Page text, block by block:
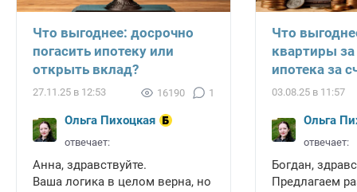
Что выгоднее: досрочно
погасить ипотеку или
открыть вклад?
27.11.25 в 12:53 16190 1
Ольга Пихоцкая
отвечает:
Анна, здравствуйте.
Ваша логика в целом верна, но
Что
квартиры
ипотека за
03.08.25 в 11:57
Ольга
отвечает:
Богдан,
Предлагаем